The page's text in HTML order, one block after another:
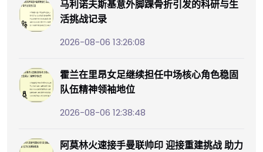
马利诺夫斯基意外脚踝骨折引发的科研与生
活挑战记录
2026-08-06 13:26:08
霍兰在里昂女足继续担任中场核心角色稳固
队伍精神领袖地位
2026-08-06 12:38:48
阿莫林火速接手曼联帅印 迎接重建挑战 助力